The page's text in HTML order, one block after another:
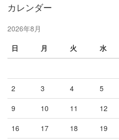
カレンダー
2026年8月
日
月 火 水
2
3 4 5
9
10 11 12
16
17 18 19